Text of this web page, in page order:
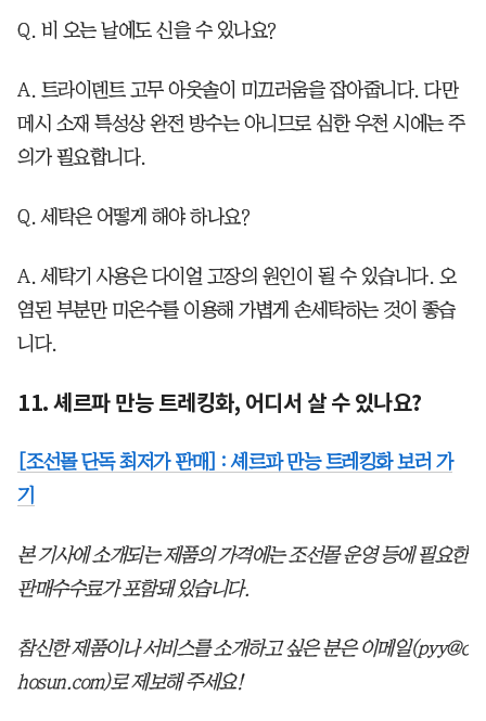
Q. 비 오는 날에도 신을 수 있나요?
A. 트라이덴트 고무 아웃솔이 미끄러움을 잡아줍니다. 다만
메시 소재 특성상 완전 방수는 아니므로 심한 우천 시에는 주
의가 필요합니다.
Q. 세탁은 어떻게 해야 하나요?
A. 세탁기 사용은 다이얼 고장의 원인이 될 수 있습니다. 오
염된 부분만 미온수를 이용해 가볍게 손세탁하는 것이 좋습
니다.
11. 셰르파 만능 트레킹화, 어디서 살 수 있나요?
[조선몰 단독 최저가 판매] : 셰르파 만능 트레킹화 보러 가
기
본 기사에 소개되는 제품의 가격에는 조선몰 운영 등에 필요한
판매수수료가 포함돼 있습니다.
참신한 제품이나 서비스를 소개하고 싶은 분은 이메일(pyy@c
hosun.com)로 제보해 주세요!